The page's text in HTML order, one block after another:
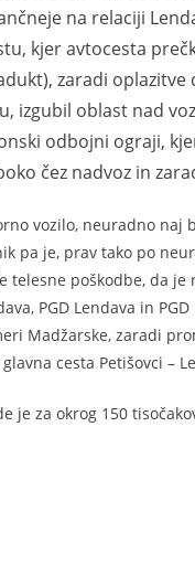
na relaciji
kjer avtocesta
zaradi
izgubil oblast nad
odbojni ograji,
čez nadvoz in
vozilo, neuradno naj
pa je, prav tako po
telesne poškodbe, da
PGD Lendava in
Madžarske, zaradi
cesta Petišovci –
je za okrog 150